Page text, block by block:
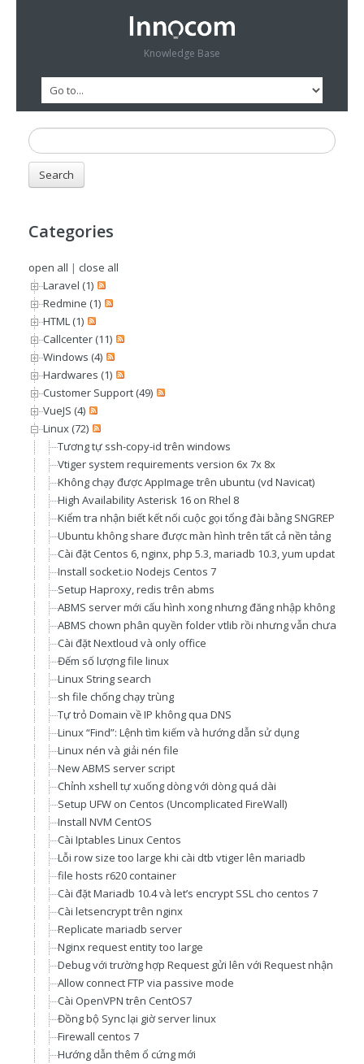
Knowledge Base
Categories
open all | close all
Laravel (1)
Redmine (1)
HTML (1)
Callcenter (11)
Windows (4)
Hardwares (1)
Customer Support (49)
VueJS (4)
Linux (72)
Tương tự ssh-copy-id trên windows
Vtiger system requirements version 6x 7x 8x
Không chạy được AppImage trên ubuntu (vd Navicat)
High Availability Asterisk 16 on Rhel 8
Kiểm tra nhận biết kết nối cuộc gọi tổng đài bằng SNGREP
Ubuntu không share được màn hình trên tất cả nền tảng
Cài đặt Centos 6, nginx, php 5.3, mariadb 10.3, yum update
Install socket.io Nodejs Centos 7
Setup Haproxy, redis trên abms
ABMS server mới cấu hình xong nhưng đăng nhập không
ABMS chown phân quyền folder vtlib rồi nhưng vẫn chưa có
Cài đặt Nextloud và only office
Đếm số lượng file linux
Linux String search
sh file chống chạy trùng
Tự trỏ Domain về IP không qua DNS
Linux “Find”: Lệnh tìm kiếm và hướng dẫn sử dụng
Linux nén và giải nén file
New ABMS server script
Chỉnh xshell tự xuống dòng với dòng quá dài
Setup UFW on Centos (Uncomplicated FireWall)
Install NVM CentOS
Cài Iptables Linux Centos
Lỗi row size too large khi cài dtb vtiger lên mariadb
file hosts r620 container
Cài đặt Mariadb 10.4 và let’s encrypt SSL cho centos 7
Cài letsencrypt trên nginx
Replicate mariadb server
Nginx request entity too large
Debug với trường hợp Request gửi lên với Request nhận
Allow connect FTP via passive mode
Cài OpenVPN trên CentOS7
Đồng bộ Sync lại giờ server linux
Firewall centos 7
Hướng dẫn thêm ổ cứng mới